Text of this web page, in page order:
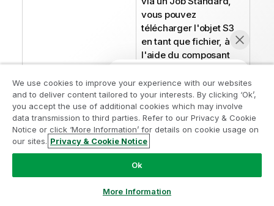
Discuter maintenant
vous pouvez
télécharger l'objet S3
en tant que fichier, à
l'aide du composant
données depuis le
fichier, à l'aide d'un
composant fichier
d'entrée. Consultez
Récupérer des données
d'un objet S3
d'informations.
Cliquez sur le bouton
We use cookies to improve your experience with our websites
and to deliver content tailored to your interests. By clicking ‘Ok’,
you accept the use of additional cookies which may involve
data transmission to third parties. Refer to our Privacy & Cookie
Notice or click ‘More Information’ for details on cookie usage on
our sites. Privacy & Cookie Notice
Ok
More Information